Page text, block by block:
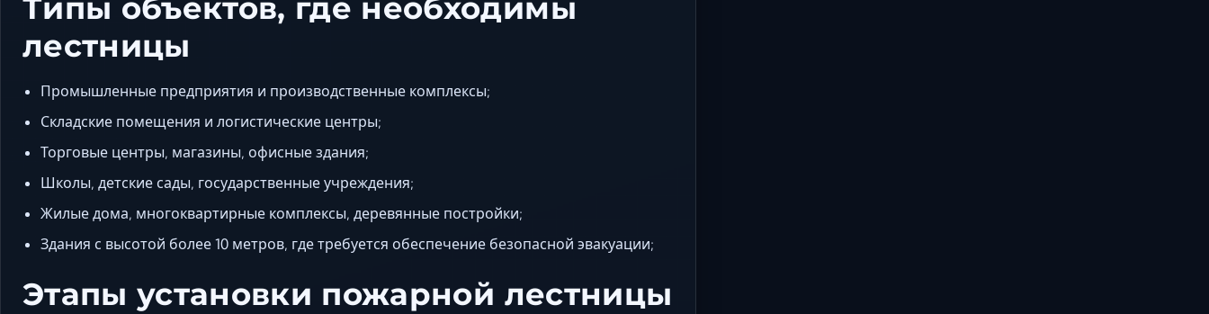
Типы объектов, где необходимы
лестницы
Промышленные предприятия и производственные комплексы;
Складские помещения и логистические центры;
Торговые центры, магазины, офисные здания;
Школы, детские сады, государственные учреждения;
Жилые дома, многоквартирные комплексы, деревянные постройки;
Здания с высотой более 10 метров, где требуется обеспечение безопасной эвакуации;
Этапы установки пожарной лестницы